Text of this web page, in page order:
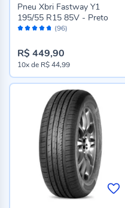
Avaliação: (96)
Pneu Xbri Fastway Y1
195/55 R15 85V - Preto
R$ 449,90
10xde R$ 44,99